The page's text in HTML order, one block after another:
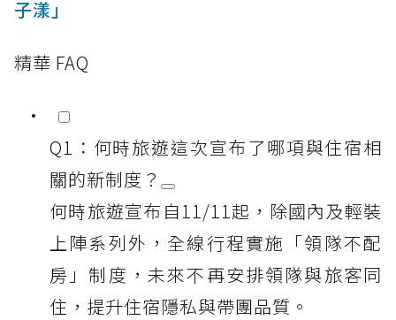
子漾」
精華 FAQ
Q1：何時旅遊這次宣布了哪項與住宿相
關的新制度？
何時旅遊宣布自11/11起，除國內及輕裝
上陣系列外，全線行程實施「領隊不配
房」制度，未來不再安排領隊與旅客同
住，提升住宿隱私與帶團品質。